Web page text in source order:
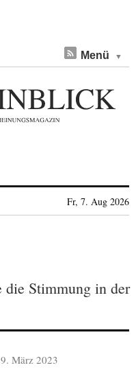
Menü
Fr, 7. Aug 2026
Stimmung in der
März 2023